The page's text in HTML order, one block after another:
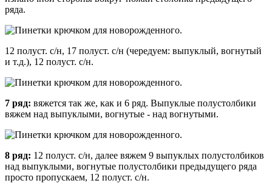
ряда.
12 полуст. с/н, 17 полуст. с/н (чередуем: выпуклый, вогнутый
и т.д.), 12 полуст. с/н.
7 ряд: вяжется так же, как и 6 ряд. Выпуклые полустолбики
вяжем над выпуклыми, вогнутые - над вогнутыми.
8 ряд: 12 полуст. с/н, далее вяжем 9 выпуклых полустолбиков
над выпуклыми, вогнутые полустолбики предыдущего ряда
просто пропускаем, 12 полуст. с/н.